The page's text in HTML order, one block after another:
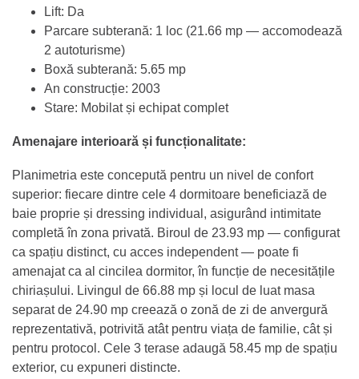
Lift: Da
Parcare subterană: 1 loc (21.66 mp — accomodează
2 autoturisme)
Boxă subterană: 5.65 mp
An construcție: 2003
Stare: Mobilat și echipat complet
Amenajare interioară și funcționalitate:
Planimetria este concepută pentru un nivel de confort
superior: fiecare dintre cele 4 dormitoare beneficiază de
baie proprie și dressing individual, asigurând intimitate
completă în zona privată. Biroul de 23.93 mp — configurat
ca spațiu distinct, cu acces independent — poate fi
amenajat ca al cincilea dormitor, în funcție de necesitățile
chiriașului. Livingul de 66.88 mp și locul de luat masa
separat de 24.90 mp creează o zonă de zi de anvergură
reprezentativă, potrivită atât pentru viața de familie, cât și
pentru protocol. Cele 3 terase adaugă 58.45 mp de spațiu
exterior, cu expuneri distincte.